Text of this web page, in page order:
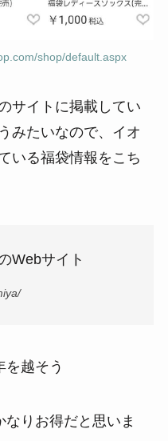
shop/default.aspx
サイトに掲載してい
みたいなので、イオ
いる福袋情報をこち
Webサイト
を越そう
りお得だと思いま